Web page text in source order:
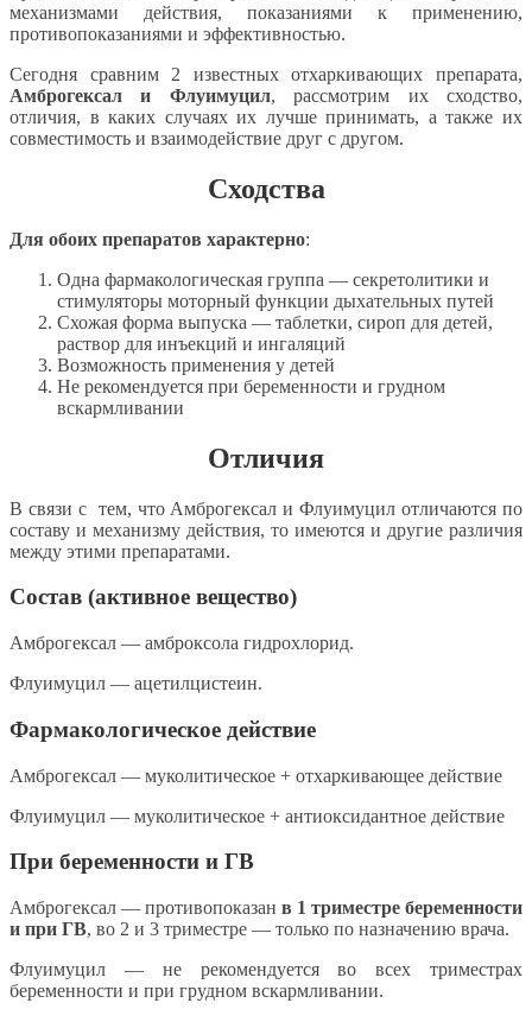
механизмами действия, показаниями к применению,
противопоказаниями и эффективностью.
Сегодня сравним 2 известных отхаркивающих препарата,
Амброгексал и Флуимуцил, рассмотрим их сходство,
отличия, в каких случаях их лучше принимать, а также их
совместимость и взаимодействие друг с другом.
Сходства
Для обоих препаратов характерно:
Одна фармакологическая группа — секретолитики и
стимуляторы моторный функции дыхательных путей
Схожая форма выпуска — таблетки, сироп для детей,
раствор для инъекций и ингаляций
Возможность применения у детей
Не рекомендуется при беременности и грудном
вскармливании
Отличия
В связи с тем, что Амброгексал и Флуимуцил отличаются по
составу и механизму действия, то имеются и другие различия
между этими препаратами.
Состав (активное вещество)
Амброгексал — амброксола гидрохлорид.
Флуимуцил — ацетилцистеин.
Фармакологическое действие
Амброгексал — муколитическое + отхаркивающее действие
Флуимуцил — муколитическое + антиоксидантное действие
При беременности и ГВ
Амброгексал — противопоказан в 1 триместре беременности
и при ГВ, во 2 и 3 триместре — только по назначению врача.
Флуимуцил — не рекомендуется во всех триместрах
беременности и при грудном вскармливании.